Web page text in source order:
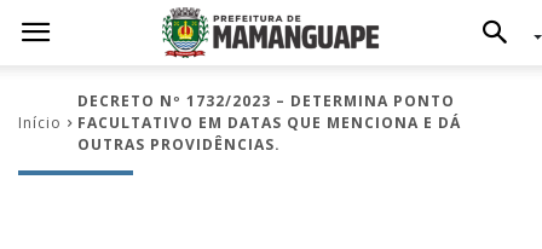
Início
DECRETO Nº 1732/2023 – DETERMINA PONTO
FACULTATIVO EM DATAS QUE MENCIONA E DÁ
OUTRAS PROVIDÊNCIAS.